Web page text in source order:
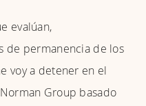
evalúan,
de permanencia de los
voy a detener en el
Group basado